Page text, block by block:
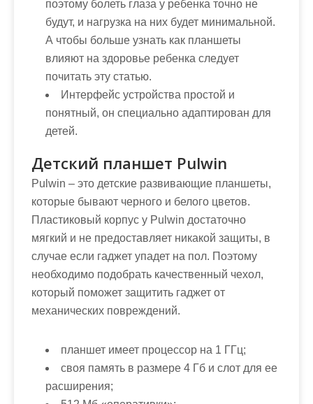
поэтому болеть глаза у ребенка точно не
будут, и нагрузка на них будет минимальной.
А чтобы больше узнать как планшеты
влияют на здоровье ребенка следует
почитать эту статью.
Интерфейс устройства простой и
понятный, он специально адаптирован для
детей.
Детский планшет Pulwin
Pulwin – это детские развивающие планшеты,
которые бывают черного и белого цветов.
Пластиковый корпус у Pulwin достаточно
мягкий и не предоставляет никакой защиты, в
случае если гаджет упадет на пол. Поэтому
необходимо подобрать качественный чехол,
который поможет защитить гаджет от
механических повреждений.
планшет имеет процессор на 1 ГГц;
своя память в размере 4 Гб и слот для ее
расширения;